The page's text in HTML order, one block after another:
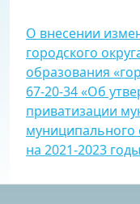
О внесении
городского
образования
67-20-34 «Об
приватизации
муниципального
на 2021-2023